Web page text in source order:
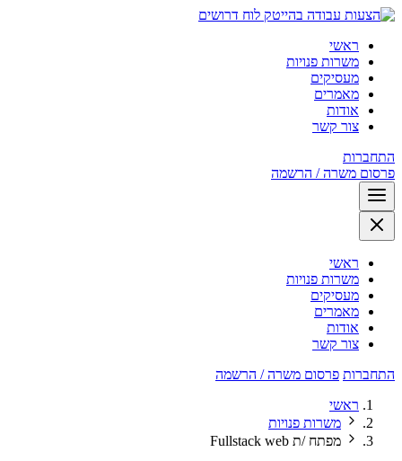
לוח דרושים
ראשי
משרות פנויות
מעסיקים
מאמרים
אודות
צור קשר
התחברות
פרסום משרה / הרשמה
ראשי
משרות פנויות
מעסיקים
מאמרים
אודות
צור קשר
התחברות פרסום משרה / הרשמה
ראשי
משרות פנויות
מפתח /ת Fullstack web